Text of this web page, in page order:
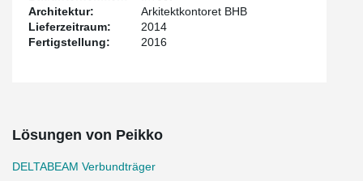
Architektur:
Arkitektkontoret BHB
Lieferzeitraum:
2014
Fertigstellung:
2016
Lösungen von Peikko
DELTABEAM Verbundträger